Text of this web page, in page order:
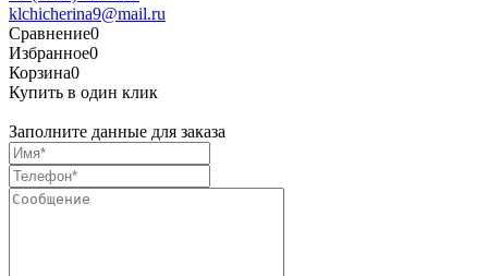
klchicherina9@mail.ru
Сравнение0
Избранное0
Корзина0
Купить в один клик
Заполните данные для заказа